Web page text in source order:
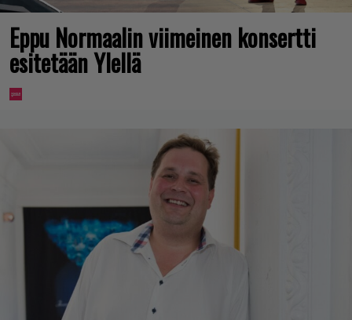
Eppu Normaalin viimeinen konsertti
esitetään Ylellä